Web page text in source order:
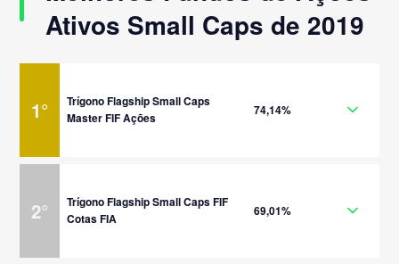
Ativos Small Caps de 2019
1°
Trígono Flagship Small Caps
Master FIF Ações
74,14%
2°
Trígono Flagship Small Caps FIF
Cotas FIA
69,01%